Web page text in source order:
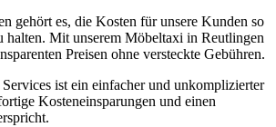
gehört es, die Kosten für unsere Kunden so
halten. Mit unserem Möbeltaxi in Reutlingen
Preisen ohne versteckte Gebühren.
ist ein einfacher und unkomplizierter
Kosteneinsparungen und einen